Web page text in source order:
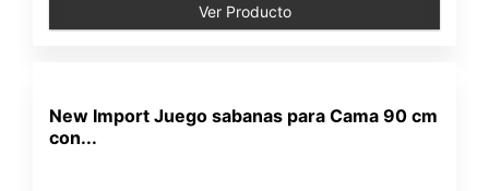
Ver Producto
New Import Juego sabanas para Cama 90 cm
con...